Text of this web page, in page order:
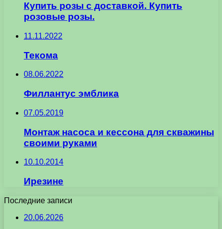
Купить розы с доставкой. Купить
розовые розы.
11.11.2022
Текома
08.06.2022
Филлантус эмблика
07.05.2019
Монтаж насоса и кессона для скважины
своими руками
10.10.2014
Ирезине
Последние записи
20.06.2026